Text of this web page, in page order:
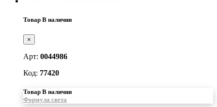
Товар В наличии
×
Арт: 0044986
Код: 77420
Товар В наличии
Формула света